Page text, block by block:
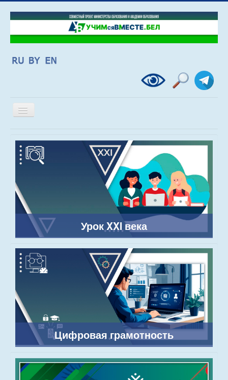
Включить/
выключить
Урок XXI века
Цифровая грамотность